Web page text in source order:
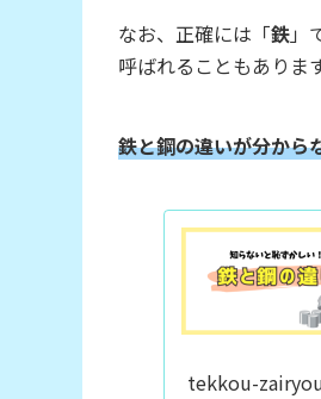
なお、正確には「鉄」
呼ばれることもあります
鉄と鋼の違いが分から
tekkou-